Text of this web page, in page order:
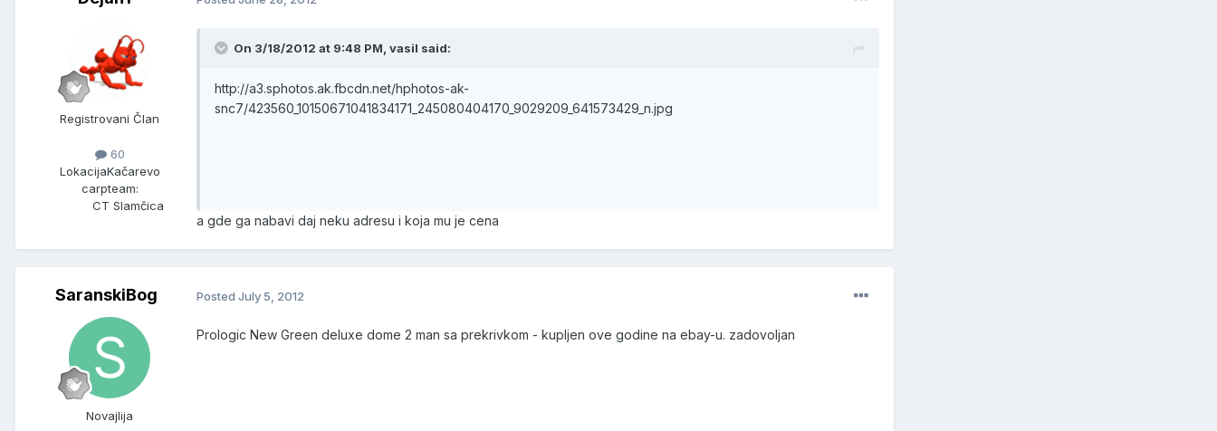
Registrovani Član
60
LokacijaKačarevo
carpteam:
CT Slamčica
On 3/18/2012 at 9:48 PM, vasil said:
http://a3.sphotos.ak.fbcdn.net/hphotos-ak-
snc7/423560_10150671041834171_245080404170_9029209_641573429_n.jpg
a gde ga nabavi daj neku adresu i koja mu je cena
SaranskiBog
Novajlija
Posted July 5, 2012
Prologic New Green deluxe dome 2 man sa prekrivkom - kupljen ove godine na ebay-u. zadovoljan